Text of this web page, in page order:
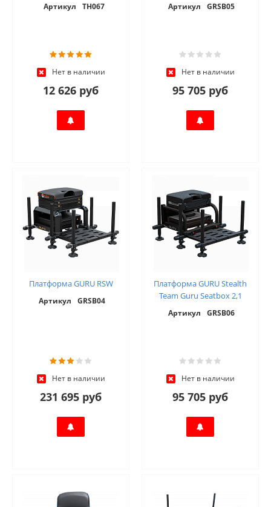
Артикул TH067
Нет в наличии
12 626 руб
Артикул GRSB05
Нет в наличии
95 705 руб
Платформа GURU RSW
Артикул GRSB04
Нет в наличии
231 695 руб
Платформа GURU Stealth
Team Guru Seatbox 2,1
Артикул GRSB06
Нет в наличии
95 705 руб